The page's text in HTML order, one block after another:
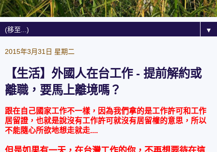
▼
2015年3月31日 星期二
【生活】外國人在台工作 - 提前解約或
離職，要馬上離境嗎？
跟在自己國家工作不一樣，因為我們拿的是工作許可和工作
居留證，也就是說沒有工作許可就沒有居留權的意思，所以
不能隨心所欲地想走就走....